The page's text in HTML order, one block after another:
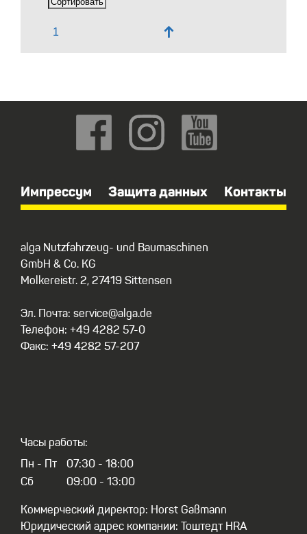
↑
Импрессум Защита данных Контакты
alga Nutzfahrzeug- und Baumaschinen
GmbH & Co. KG
Molkereistr. 2, 27419 Sittensen
Эл. Почта: service@alga.de
Телефон: +49 4282 57-0
Факс: +49 4282 57-207
Часы работы:
Пн - Пт
Сб
07:30 - 18:00
09:00 - 13:00
Коммерческий директор: Horst Gaßmann
Юридический адрес компании: Тоштедт HRA